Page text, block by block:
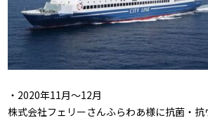
・2020年11月～12月
株式会社フェリーさんふらわあ様に抗菌・